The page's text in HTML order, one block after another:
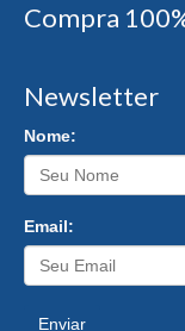
Compra
Newsletter
Nome:
Email:
Enviar